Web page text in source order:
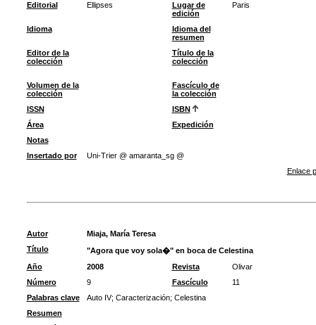
Editorial
Ellipses
Lugar de
edición
Paris
Idioma
Idioma del
resumen
Editor de la
colección
Título de la
colección
Volumen de la
colección
Fascículo de
la colección
ISSN
ISBN
Área
Expedición
Notas
Insertado por
Uni-Trier @ amaranta_sg @
Enlace
Autor
Miaja, María Teresa
Título
"Agora que voy sola�" en boca de Celestina
Año
2008 Revista
Olivar
Número
9 Fascículo
11
Palabras clave
Auto IV; Caracterización; Celestina
Resumen